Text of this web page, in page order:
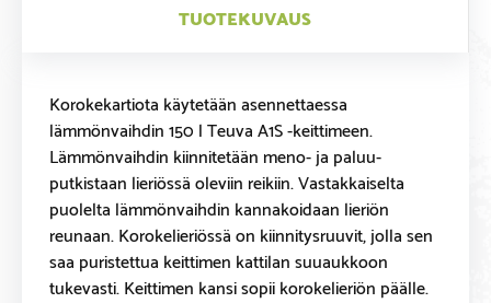
TUOTEKUVAUS
Korokekartiota käytetään asennettaessa
lämmönvaihdin 150 l Teuva A1S -keittimeen.
Lämmönvaihdin kiinnitetään meno- ja paluu-
putkistaan lieriössä oleviin reikiin. Vastakkaiselta
puolelta lämmönvaihdin kannakoidaan lieriön
reunaan. Korokelieriössä on kiinnitysruuvit, jolla sen
saa puristettua keittimen kattilan suuaukkoon
tukevasti. Keittimen kansi sopii korokelieriön päälle.